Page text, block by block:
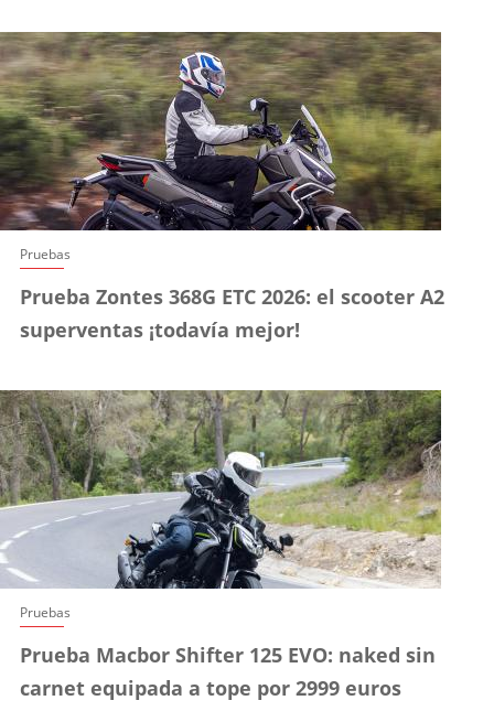
Pruebas
Prueba Zontes 368G ETC 2026: el scooter A2
superventas ¡todavía mejor!
Pruebas
Prueba Macbor Shifter 125 EVO: naked sin
carnet equipada a tope por 2999 euros